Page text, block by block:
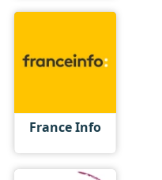
France Info